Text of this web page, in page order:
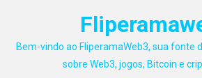
Bem-vindo ao FliperamaWeb3, sua fonte
sobre Web3, jogos, Bitcoin e